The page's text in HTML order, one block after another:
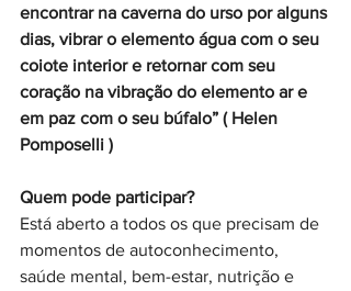
encontrar na caverna do urso por alguns
dias, vibrar o elemento água com o seu
coiote interior e retornar com seu
coração na vibração do elemento ar e
em paz com o seu búfalo” ( Helen
Pomposelli )
Quem pode participar?
Está aberto a todos os que precisam de
momentos de autoconhecimento,
saúde mental, bem-estar, nutrição e